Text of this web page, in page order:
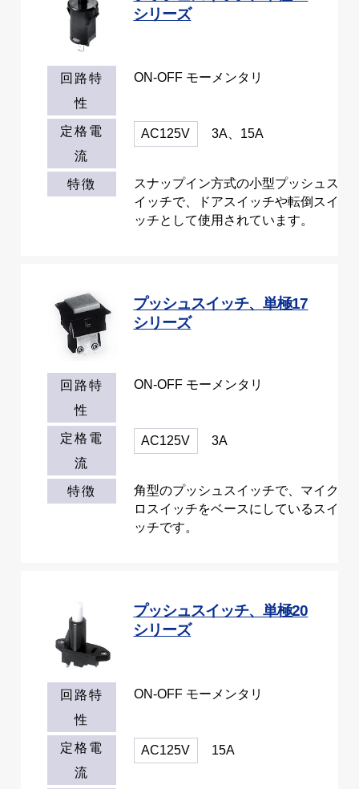
シリーズ
回路特
性
ON-OFF モーメンタリ
定格電
流
AC125V 3A、15A
特徴
スナップイン方式の小型プッシュス
イッチで、ドアスイッチや転倒スイ
ッチとして使用されています。
プッシュスイッチ、単極17
シリーズ
回路特
性
ON-OFF モーメンタリ
定格電
流
AC125V 3A
特徴
角型のプッシュスイッチで、マイク
ロスイッチをベースにしているスイ
ッチです。
プッシュスイッチ、単極20
シリーズ
回路特
性
ON-OFF モーメンタリ
定格電
流
AC125V 15A